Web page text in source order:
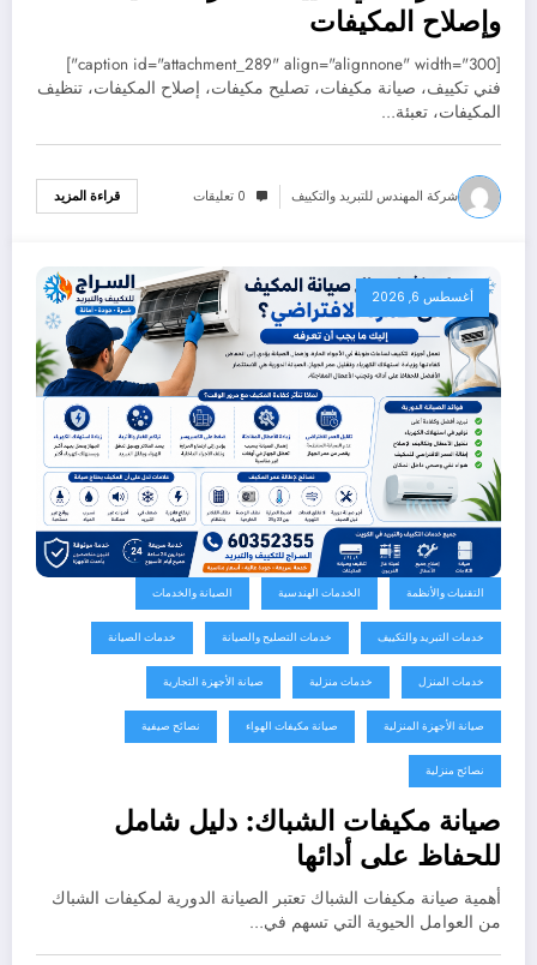
وإصلاح المكيفات
[caption id="attachment_289" align="alignnone" width="300"]
فني تكييف، صيانة مكيفات، تصليح مكيفات، إصلاح المكيفات، تنظيف
المكيفات، تعبئة…
شركة المهندس للتبريد والتكييف 0 تعليقات قراءة المزيد
أغسطس 6, 2026
التقنيات والأنظمة الخدمات الهندسية الصيانة والخدمات
خدمات التبريد والتكييف خدمات التصليح والصيانة خدمات الصيانة
خدمات المنزل خدمات منزلية صيانة الأجهزة التجارية
صيانة الأجهزة المنزلية صيانة مكيفات الهواء نصائح صيفية
نصائح منزلية
صيانة مكيفات الشباك: دليل شامل
للحفاظ على أدائها
أهمية صيانة مكيفات الشباك تعتبر الصيانة الدورية لمكيفات الشباك
من العوامل الحيوية التي تسهم في…